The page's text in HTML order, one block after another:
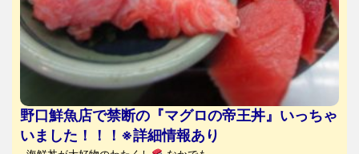
野口鮮魚店で禁断の『マグロの帝王丼』いっちゃ
いました！！！※詳細情報あり